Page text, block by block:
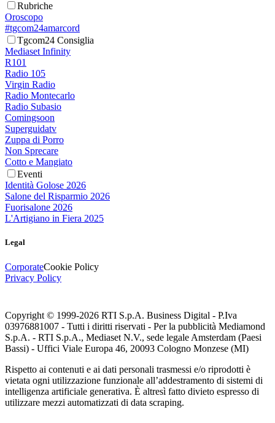
Rubriche
Oroscopo
#tgcom24amarcord
Tgcom24 Consiglia
Mediaset Infinity
R101
Radio 105
Virgin Radio
Radio Montecarlo
Radio Subasio
Comingsoon
Superguidatv
Zuppa di Porro
Non Sprecare
Cotto e Mangiato
Eventi
Identità Golose 2026
Salone del Risparmio 2026
Fuorisalone 2026
L'Artigiano in Fiera 2025
Legal
CorporateCookie Policy
Privacy Policy
Copyright © 1999-2026 RTI S.p.A. Business Digital - P.Iva
03976881007 - Tutti i diritti riservati - Per la pubblicità Mediamond
S.p.A. - RTI S.p.A., Mediaset N.V., sede legale Amsterdam (Paesi
Bassi) - Uffici Viale Europa 46, 20093 Cologno Monzese (MI)
Rispetto ai contenuti e ai dati personali trasmessi e/o riprodotti è
vietata ogni utilizzazione funzionale all’addestramento di sistemi di
intelligenza artificiale generativa. È altresì fatto divieto espresso di
utilizzare mezzi automatizzati di data scraping.